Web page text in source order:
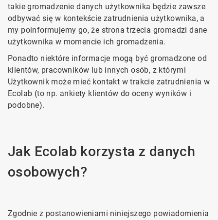
takie gromadzenie danych użytkownika będzie zawsze
odbywać się w kontekście zatrudnienia użytkownika, a
my poinformujemy go, że strona trzecia gromadzi dane
użytkownika w momencie ich gromadzenia.
Ponadto niektóre informacje mogą być gromadzone od
klientów, pracowników lub innych osób, z którymi
Użytkownik może mieć kontakt w trakcie zatrudnienia w
Ecolab (to np. ankiety klientów do oceny wyników i
podobne).
Jak Ecolab korzysta z danych
osobowych?
Zgodnie z postanowieniami niniejszego powiadomienia